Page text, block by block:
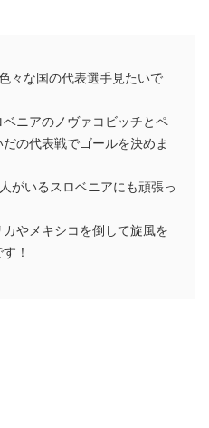
々な国の代表選手見たいで
ニアのノヴァコビッチとペ
の代表戦でゴールを決めま
がいるスロベニアにも頑張っ
やメキシコを倒して旋風を
！